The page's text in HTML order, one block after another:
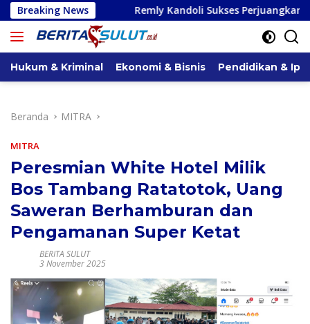
Langsung
ke
konten
Breaking News
Remly Kandoli Sukses Perjuangkan Perbaikan Jalan
Hukum & Kriminal Ekonomi & Bisnis Pendidikan &
Beranda MITRA
MITRA
Peresmian White Hotel Milik
Bos Tambang Ratatotok, Uang
Saweran Berhamburan dan
Pengamanan Super Ketat
BERITA SULUT
3 November 2025